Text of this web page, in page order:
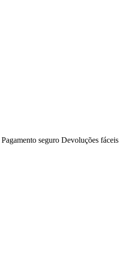
Pagamento seguro Devoluções fáceis